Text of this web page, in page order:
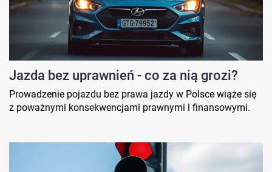
Jazda bez uprawnień - co za nią grozi?
Prowadzenie pojazdu bez prawa jazdy w Polsce wiąże się
z poważnymi konsekwencjami prawnymi i finansowymi.